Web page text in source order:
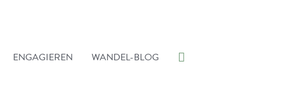
ENGAGIEREN WANDEL-BLOG Suche